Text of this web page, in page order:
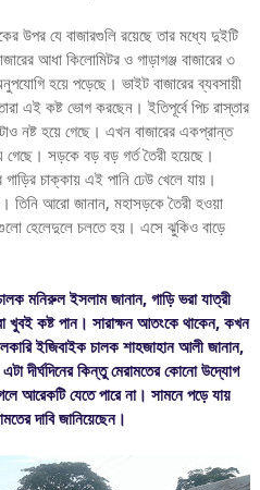
উপর যে বাজারগুলি রয়েছে তার মধ্যে দুইটি
আধা কিলোমিটর ও গাড়াগঞ্জ বাজারের ৩
হয়ে পড়েছে। ভাইট বাজারের ব্যবসায়ী
এই কষ্ট ভোগ করছেন। ইতিপূর্বে পিচ রাস্তার
নষ্ট হয়ে গেছে। এখন বাজারের একপ্রান্ত
গেছে। সড়কে বড় বড় গর্ত তৈরী হয়েছে।
চাক্কায় এই পানি ঢেউ খেলে যায়।
তিনি আরো জানান, মহাসড়কে তৈরী হওয়া
হেলেদুলে চলতে হয়। এসে ঝুকিও বাড়ে
মনিরুল ইসলাম জানান, গাড়ি ভরা যাত্রী
খুবই কষ্ট পান। সারাক্ষন আতংকে থাকেন, কখন
ইজিবাইক চালক শাহজাহান আলী জানান,
দীর্ঘদিনের কিন্তু মেরামতের কোনো উদ্যোগ
আরেকটি যেতে পারে না। সামনে পড়ে যায়
দাবি জানিয়েছেন।